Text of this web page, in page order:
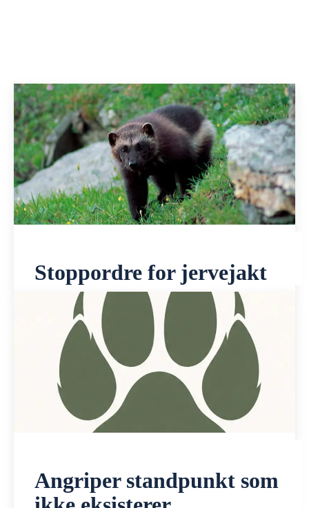
Stoppordre for jervejakt
Angriper standpunkt som